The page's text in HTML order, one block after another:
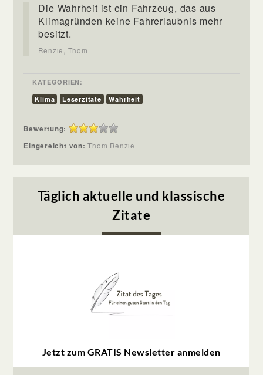
Die Wahrheit ist ein Fahrzeug, das aus
Klimagründen keine Fahrerlaubnis mehr
besitzt.
Renzie, Thom
KATEGORIEN:
Klima
Leserzitate Wahrheit
Bewertung:
Eingereicht von:Thom Renzie